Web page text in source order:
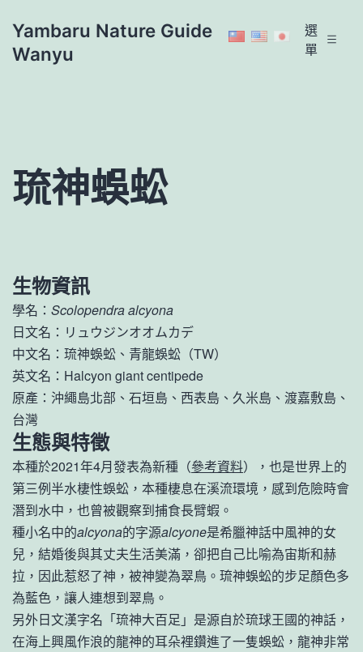
Yambaru Nature Guide
Wanyu
選
單
琉神蜈蚣
生物資訊
學名： Scolopendra alcyona
日文名：リュウジンオオムカデ
中文名：琉神蜈蚣、青龍蜈蚣（TW）
英文名：Halcyon giant centipede
原產：沖繩島北部、石垣島、西表島、久米島、渡嘉敷島、
台灣
生態與特徵
本種於2021年4月發表為新種（參考資料），也是世界上的
第三例半水棲性蜈蚣，本種棲息在溪流環境，感到危險時會
潛到水中，也曾被觀察到捕食長臂蝦。
種小名中的alcyona的字源alcyone是希臘神話中風神的女
兒，結婚後與其丈夫生活美滿，卻把自己比喻為宙斯和赫
拉，因此惹怒了神，被神變為翠鳥。琉神蜈蚣的步足顏色多
為藍色，讓人連想到翠鳥。
另外日文漢字名「琉神大百足」是源自於琉球王國的神話，
在海上興風作浪的龍神的耳朵裡鑽進了一隻蜈蚣，龍神非常